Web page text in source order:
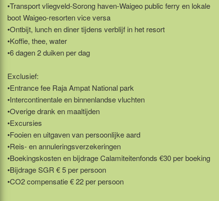
•Transport vliegveld-Sorong haven-Waigeo public ferry en lokale
boot Waigeo-resorten vice versa
•Ontbijt, lunch en diner tijdens verblijf in het resort
•Koffie, thee, water
•6 dagen 2 duiken per dag
Exclusief:
•Entrance fee Raja Ampat National park
•Intercontinentale en binnenlandse vluchten
•Overige drank en maaltijden
•Excursies
•Fooien en uitgaven van persoonlijke aard
•Reis- en annuleringsverzekeringen
•Boekingskosten en bijdrage Calamiteitenfonds €30 per boeking
•Bijdrage SGR € 5 per persoon
•CO2 compensatie € 22 per persoon